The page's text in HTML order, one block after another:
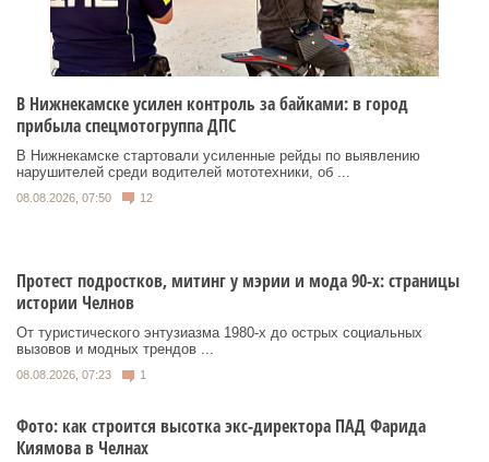
В Нижнекамске усилен контроль за байками: в город
прибыла спецмотогруппа ДПС
В Нижнекамске стартовали усиленные рейды по выявлению
нарушителей среди водителей мототехники, об ...
08.08.2026, 07:50 12
Протест подростков, митинг у мэрии и мода 90-х: страницы
истории Челнов
От туристического энтузиазма 1980‑х до острых социальных
вызовов и модных трендов ...
08.08.2026, 07:23 1
Фото: как строится высотка экс-директора ПАД Фарида
Киямова в Челнах